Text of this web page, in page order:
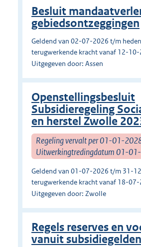
Besluit
gebiedsontzeggingen
Geldend van 02-07-2026 t/m
terugwerkende kracht vanaf 12-
Uitgegeven door: Assen
Openstellingsbesluit
Subsidieregeling
en herstel Zwolle
Regeling vervalt per 01-01-
Uitwerkingtredingdatum 01-
Geldend van 01-07-2026 t/m 31-
terugwerkende kracht vanaf 18-
Uitgegeven door: Zwolle
Regels reserves en
vanuit